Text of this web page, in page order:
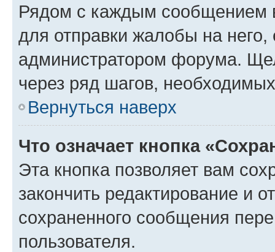
Рядом с каждым сообщением
для отправки жалобы на
администратором форума.
через ряд шагов,
Вернуться наверх
Что означает кнопка
Эта кнопка позволяет вам
закончить редактирование и
сохраненного сообщения
пользователя.